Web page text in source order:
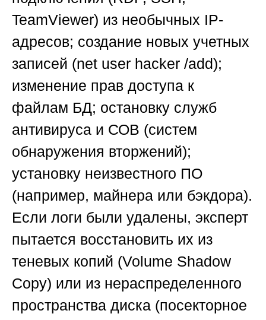
TeamViewer) из необычных IP-
адресов; создание новых учетных
записей (net user hacker /add);
изменение прав доступа к
файлам БД; остановку служб
антивируса и СОВ (систем
обнаружения вторжений);
установку неизвестного ПО
(например, майнера или бэкдора).
Если логи были удалены, эксперт
пытается восстановить их из
теневых копий (Volume Shadow
Copy) или из нераспределенного
пространства диска (посекторное